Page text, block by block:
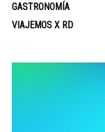
GASTRONOMÍA
VIAJEMOS X RD